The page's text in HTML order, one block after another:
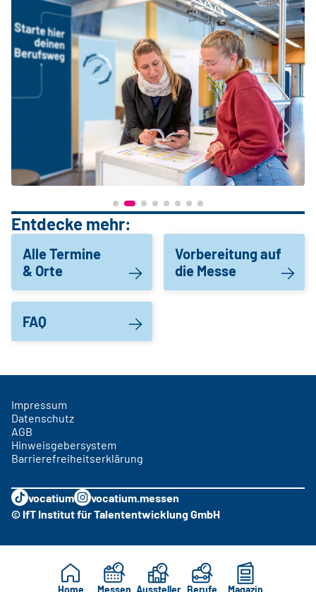
Entdecke mehr:
Alle Termine
& Orte
Vorbereitung auf
die Messe
FAQ
Home Messen Aussteller Berufe Magazin
Impressum
Datenschutz
AGB
Hinweisgebersystem
Barrierefreiheitserklärung
vocatium
vocatium.messen
© IfT Institut für Talententwicklung GmbH